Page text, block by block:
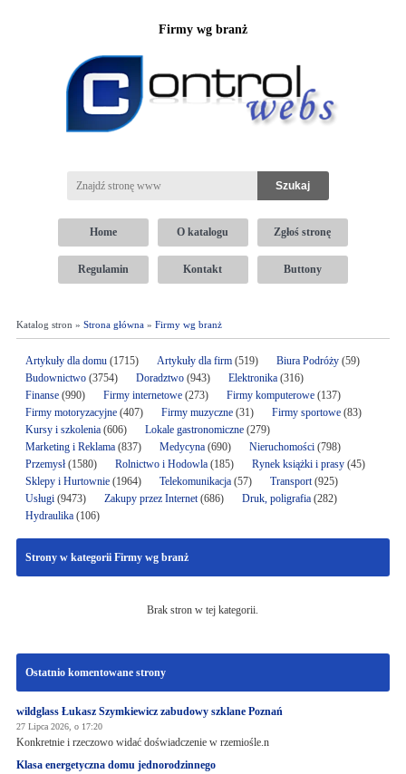
Firmy wg branż
Home O katalogu Zgłoś stronę
Regulamin Kontakt Buttony
Katalog stron » Strona główna» Firmy wg branż
Artykuły dla domu(1715) Artykuły dla firm(519) Biura Podróży(59)
Budownictwo(3754) Doradztwo(943) Elektronika (316)
Finanse(990) Firmy internetowe (273) Firmy komputerowe(137)
Firmy motoryzacyjne(407) Firmy muzyczne(31) Firmy sportowe(83)
Kursy i szkolenia(606) Lokale gastronomiczne(279)
Marketing i Reklama(837) Medycyna(690) Nieruchomości(798)
Przemysł(1580) Rolnictwo i Hodowla(185) Rynek książki i prasy(45)
Sklepy i Hurtownie(1964) Telekomunikacja(57) Transport(925)
Usługi(9473) Zakupy przez Internet(686) Druk, poligrafia(282)
Hydraulika(106)
Strony w kategorii Firmy wg branż
Brak stron w tej kategorii.
Ostatnio komentowane strony
wildglass Łukasz Szymkiewicz zabudowy szklane Poznań
27 Lipca 2026, o 17:20
Konkretnie i rzeczowo widać doświadczenie w rzemiośle.n
Klasa energetyczna domu jednorodzinnego